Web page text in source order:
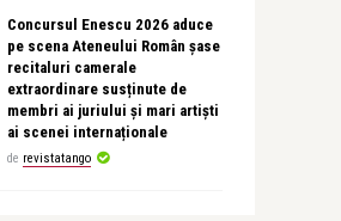
Concursul Enescu 2026 aduce
pe scena Ateneului Român șase
recitaluri camerale
extraordinare susținute de
membri ai juriului și mari artiști
ai scenei internaționale
de revistatango